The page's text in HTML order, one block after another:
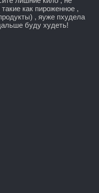
как пироженное ,
, яуже пхудела
буду худеть!